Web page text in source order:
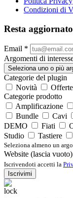
Condizioni di
Resta
Email *
Argomenti di
Seleziona uno o più
Categorie del plugin
Novità
Offerte
Categorie prodotto
Amplificazione
Bundle
Cavi
DEMO
Fiati
Studio
Tastiere
Seleziona almeno un
Website (lascia vuoto)
Iscrivendoti accetti la
Iscrivimi